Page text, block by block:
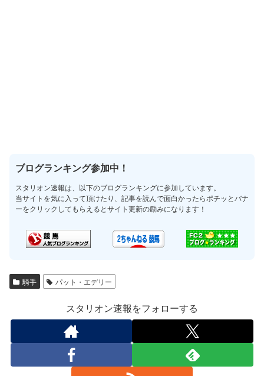
ブログランキング参加中！
スタリオン速報は、以下のブログランキングに参加しています。
当サイトを気に入って頂けたり、記事を読んで面白かったらポチッとバナ
ーをクリックしてもらえるとサイト更新の励みになります！
騎手 パット・エデリー
スタリオン速報をフォローする